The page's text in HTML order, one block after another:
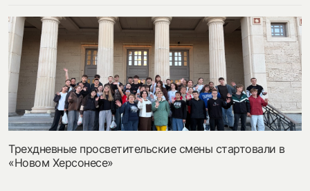
Трехдневные просветительские смены стартовали в
«Новом Херсонесе»